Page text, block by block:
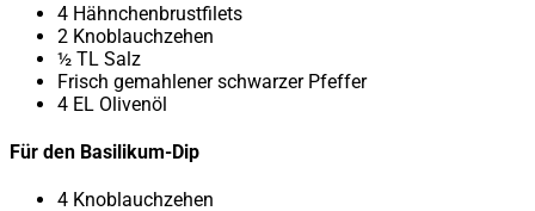
4 Hähnchenbrustfilets
2 Knoblauchzehen
½ TL Salz
Frisch gemahlener schwarzer Pfeffer
4 EL Olivenöl
Für den Basilikum-Dip
4 Knoblauchzehen